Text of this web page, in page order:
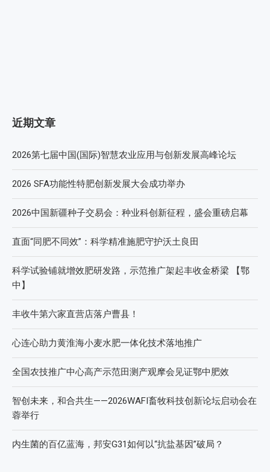
近期文章
2026第七届中国(国际)智慧农业应用与创新发展高峰论坛
2026 SFA功能性特肥创新发展大会成功举办
2026中国新疆种子交易会：种业科创新征程，盛会重磅启幕
直面“同肥不同效”：科学精准施肥守护沃土良田
科学试验铺就增效肥研发路，示范推广架起丰收金桥梁 【鄂
中】
丰收牛第六家直营店落户曹县！
心连心助力黄淮海小麦水肥一体化技术落地推广
全国农技推广中心高产示范田测产观摩会见证鄂中肥效
智创未来，和合共生——2026WAFI畜牧科技创新论坛启动会在
蓉举行
内生菌的百亿蓝海，邦安G31如何以“抗盐基因”破局？